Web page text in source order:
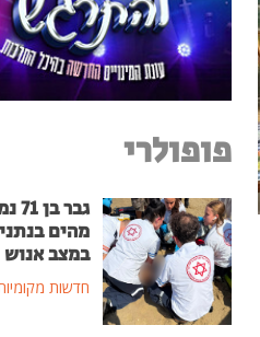
פופולרי
גבר
מהים
במצב אנוש
חדשות